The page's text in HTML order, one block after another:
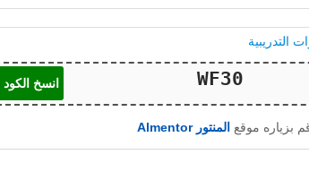
انسخ الكود
بزياره موقع المنتور Almentor